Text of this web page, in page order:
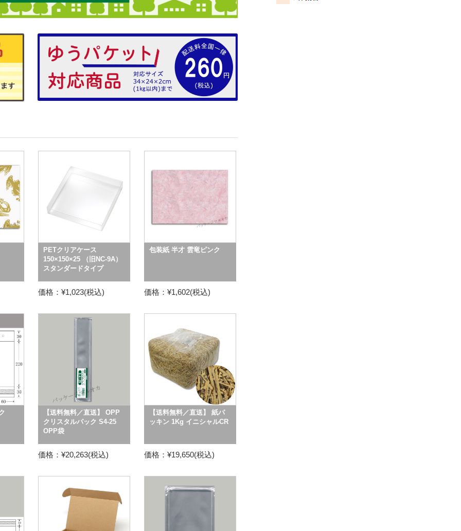
PETクリアケース
150×150×25 （旧NC-9A）
スタンダードタイプ
価格：¥1,023(税込)
包装紙 半才 雲竜ピンク
価格：¥1,602(税込)
【送料無料／直送】 OPP
クリスタルパック S4-25
OPP袋
価格：¥20,263(税込)
【送料無料／直送】 紙パ
ッキン 1Kg イニシャルCR
価格：¥19,650(税込)